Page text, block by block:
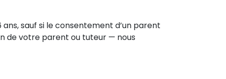
sauf si le consentement d’un parent
de votre parent ou tuteur — nous